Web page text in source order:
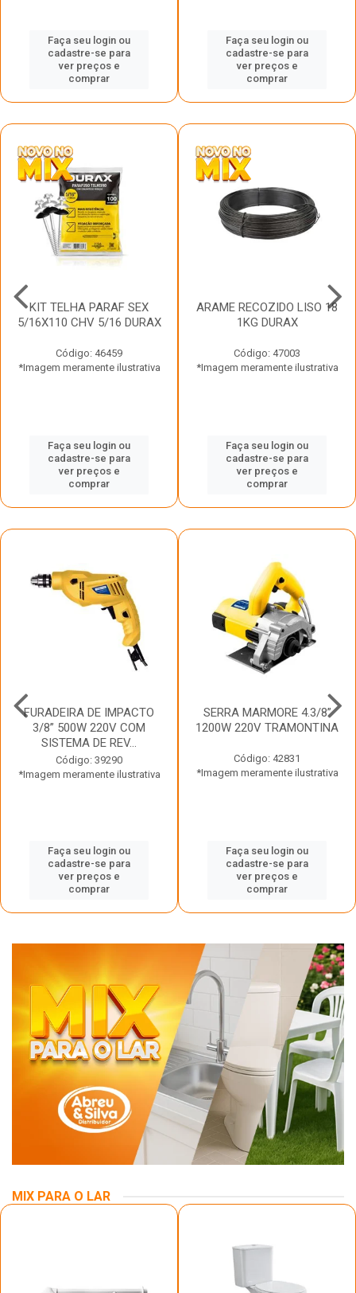
Faça seu login ou
cadastre-se para
ver preços e
comprar
Faça seu login ou
cadastre-se para
ver preços e
comprar
KIT TELHA PARAF SEX
5/16X110 CHV 5/16 DURAX
Código: 46459
*Imagem meramente ilustrativa
Faça seu login ou
cadastre-se para
ver preços e
comprar
ARAME RECOZIDO LISO 18
1KG DURAX
Código: 47003
*Imagem meramente ilustrativa
Faça seu login ou
cadastre-se para
ver preços e
comprar
FURADEIRA DE IMPACTO
3/8” 500W 220V COM
SISTEMA DE REV...
Código: 39290
*Imagem meramente ilustrativa
Faça seu login ou
cadastre-se para
ver preços e
comprar
SERRA MARMORE 4.3/8”
1200W 220V TRAMONTINA
Código: 42831
*Imagem meramente ilustrativa
Faça seu login ou
cadastre-se para
ver preços e
comprar
MIX PARA O LAR